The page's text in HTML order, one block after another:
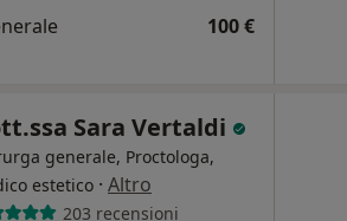
100 €
Sara Vertaldi
generale, Proctologa,
estetico · Altro
203 recensioni